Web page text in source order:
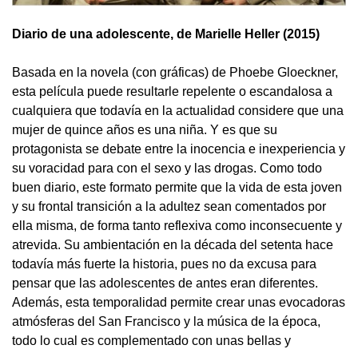
Diario de una adolescente, de Marielle Heller (2015)
Basada en la novela (con gráficas) de Phoebe Gloeckner,
esta película puede resultarle repelente o escandalosa a
cualquiera que todavía en la actualidad considere que una
mujer de quince años es una niña. Y es que su
protagonista se debate entre la inocencia e inexperiencia y
su voracidad para con el sexo y las drogas. Como todo
buen diario, este formato permite que la vida de esta joven
y su frontal transición a la adultez sean comentados por
ella misma, de forma tanto reflexiva como inconsecuente y
atrevida. Su ambientación en la década del setenta hace
todavía más fuerte la historia, pues no da excusa para
pensar que las adolescentes de antes eran diferentes.
Además, esta temporalidad permite crear unas evocadoras
atmósferas del San Francisco y la música de la época,
todo lo cual es complementado con unas bellas y